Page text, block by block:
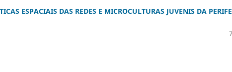
ESPACIAIS DAS REDES E MICROCULTURAS JUVENIS DA